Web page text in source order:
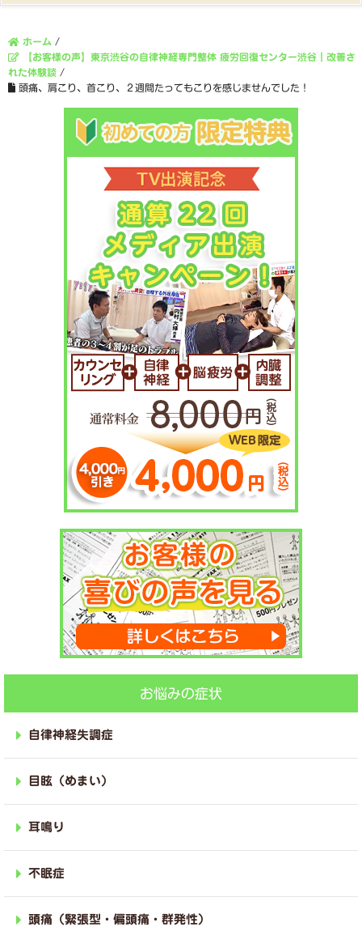
ホーム /
【お客様の声】東京渋谷の自律神経専門整体 疲労回復センター渋谷｜改善さ
れた体験談 /
頭痛、肩こり、首こり、２週間たってもこりを感じませんでした！
お悩みの症状
自律神経失調症
目眩（めまい）
耳鳴り
不眠症
頭痛（緊張型・偏頭痛・群発性）